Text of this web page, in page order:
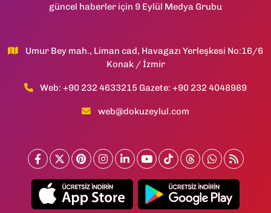
güncel haberler için 9 Eylül Medya Grubu
Umur Bey mah., Liman cad, Havagazı Yerleşkesi No:16/6
Konak / İzmir
Web: +90 232 4633215 Gazete: +90 232 4048989
web@dokuzeylul.com